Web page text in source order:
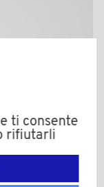
ti consente
rifiutarli